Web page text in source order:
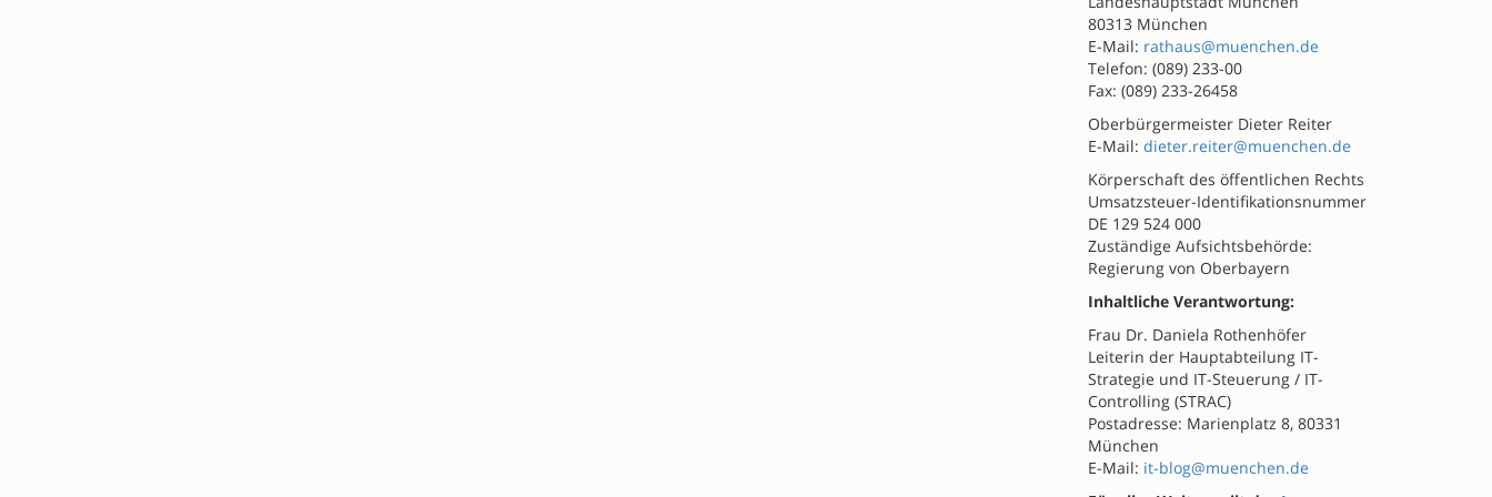
80313 München
E-Mail: rathaus@muenchen.de
Telefon: (089) 233-00
Fax: (089) 233-26458
Oberbürgermeister Dieter Reiter
E-Mail: dieter.reiter@muenchen.de
Körperschaft des öffentlichen Rechts
Umsatzsteuer-Identifikationsnummer
DE 129 524 000
Zuständige Aufsichtsbehörde:
Regierung von Oberbayern
Inhaltliche Verantwortung:
Frau Dr. Daniela Rothenhöfer
Leiterin der Hauptabteilung IT-
Strategie und IT-Steuerung / IT-
Controlling (STRAC)
Postadresse: Marienplatz 8, 80331
München
E-Mail: it-blog@muenchen.de